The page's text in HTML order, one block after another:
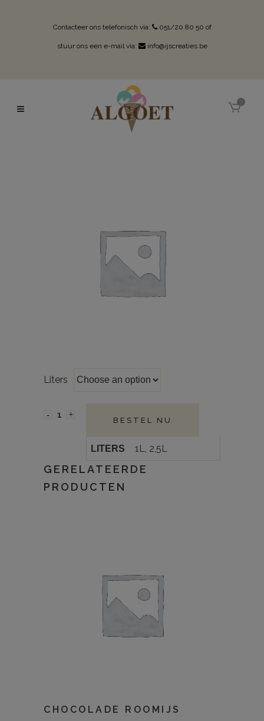
Contacteer ons telefonisch via: 051/20 80 50 of
stuur ons een e-mail via: info@ijscreaties.be
0
Liters
BESTEL NU
LITERS 1L, 2,5L
GERELATEERDE
PRODUCTEN
CHOCOLADE ROOMIJS